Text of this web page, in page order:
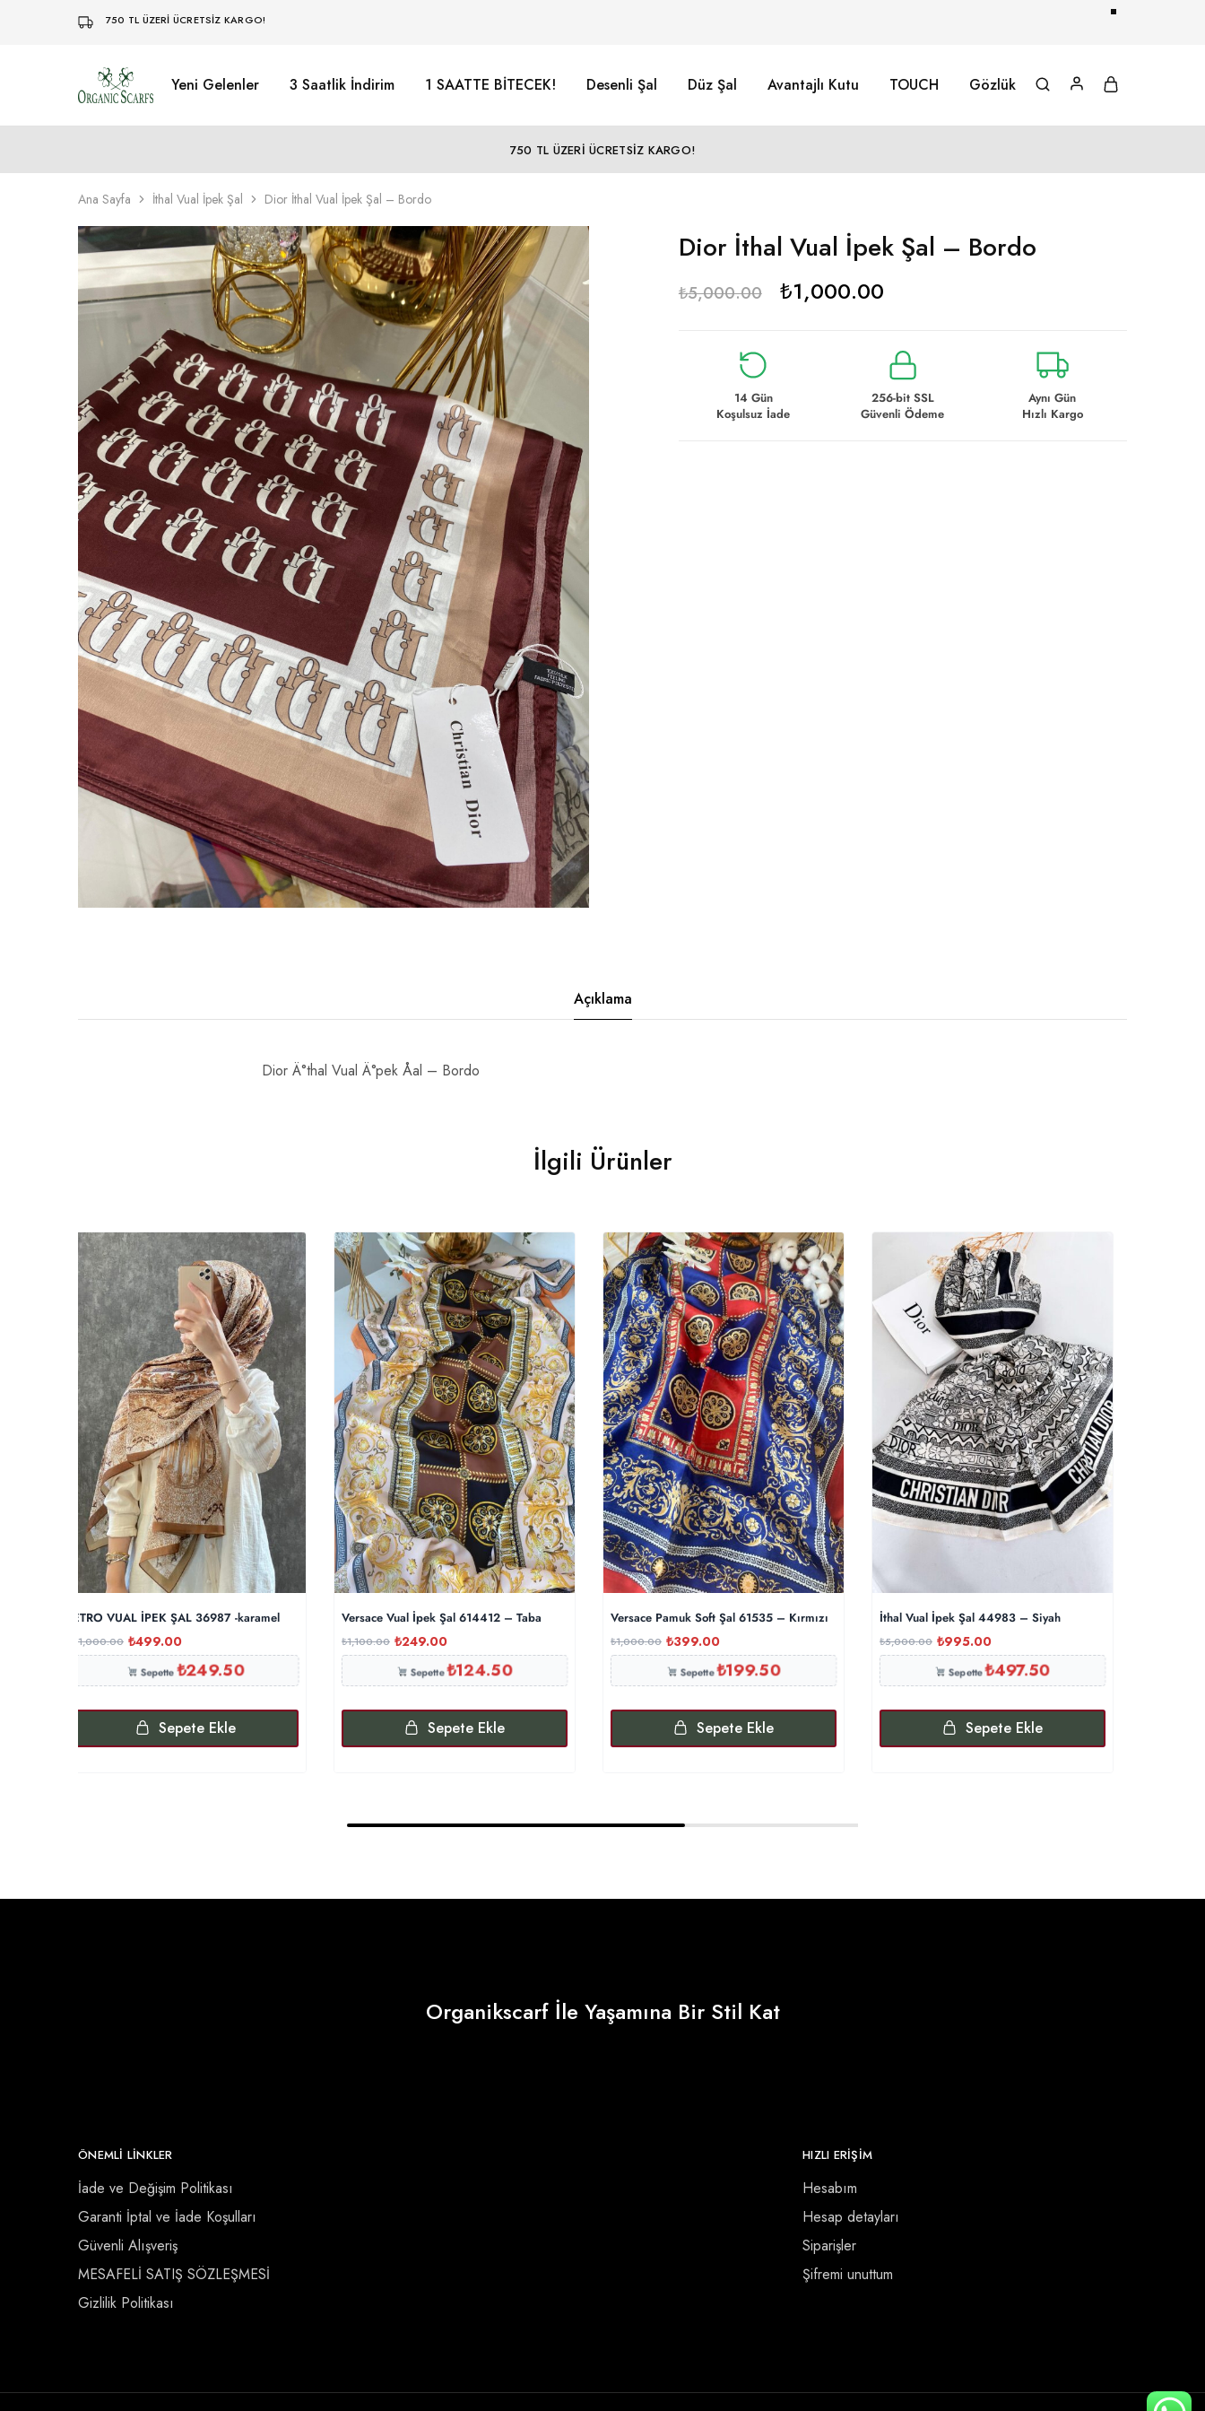
750 TL ÜZERİ ÜCRETSİZ KARGO!
Organikscarf Yeni Gelenler 3 Saatlik İndirim 1 SAATTE BİTECEK! Desenli Şal Düz Şal Avantajlı Kutu TOUCH Gözlük
750 TL ÜZERİ ÜCRETSİZ KARGO!
Ana Sayfa İthal Vual İpek Şal Dior İthal Vual İpek Şal – Bordo
Dior İthal Vual İpek Şal – Bordo
₺5,000.00 ₺1,000.00
14 Gün
Koşulsuz İade
256-bit SSL
Güvenli Ödeme
Aynı Gün
Hızlı Kargo
Açıklama
Dior Ä°thal Vual Ä°pek Åal – Bordo
İlgili Ürünler
ETRO VUAL İPEK ŞAL 36987 -karamel
1,000.00 ₺499.00
Sepette₺249.50
Sepete Ekle
Versace Vual İpek Şal 614412 – Taba
₺1,100.00 ₺249.00
Sepette₺124.50
Sepete Ekle
Versace Pamuk Soft Şal 61535 – Kırmızı
₺1,000.00 ₺399.00
Sepette₺199.50
Sepete Ekle
İthal Vual İpek Şal 44983 – Siyah
₺5,000.00 ₺995.00
Sepette₺497.50
Sepete Ekle
Organikscarf İle Yaşamına Bir Stil Kat
ÖNEMLI LINKLER
İade ve Değişim Politikası
Garanti İptal ve İade Koşulları
Güvenli Alışveriş
MESAFELİ SATIŞ SÖZLEŞMESİ
Gizlilik Politikası
HIZLI ERİŞİM
Hesabım
Hesap detayları
Siparişler
Şifremi unuttum